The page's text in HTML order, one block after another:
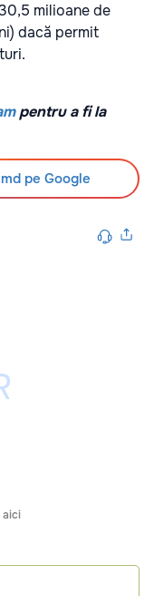
milioane de
dacă permit
pentru a fi la
pe Google
aici